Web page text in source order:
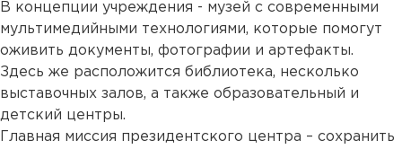
В концепции учреждения - музей с современными
мультимедийными технологиями, которые помогут
оживить документы, фотографии и артефакты.
Здесь же расположится библиотека, несколько
выставочных залов, а также образовательный и
детский центры.
Главная миссия президентского центра – сохранить